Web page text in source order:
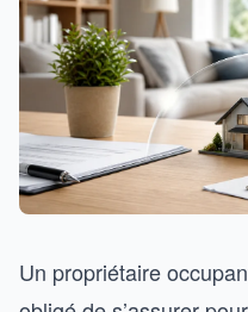
Un propriétaire